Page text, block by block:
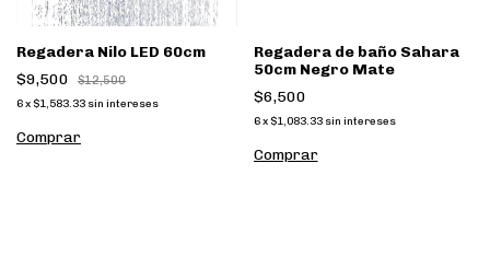
Regadera Nilo LED 60cm
$9,500
$12,500
6x $1,583.33 sin intereses
Regadera de baño Sahara
50cm Negro Mate
$6,500
6 x $1,083.33 sin intereses
Comprar